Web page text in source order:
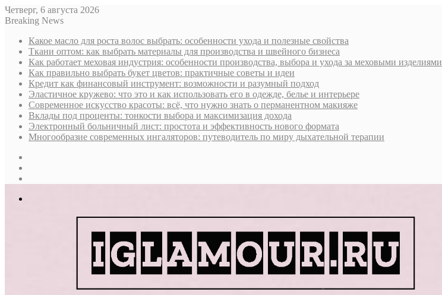
Четверг, 6 августа 2026
Breaking News
Какое масло для роста волос выбрать: особенности ухода и полезные свойства
Ткани оптом: как выбрать материалы для производства и швейного бизнеса
Как работает меховая индустрия: особенности производства, выбора и ухода за меховыми изделиями
Как правильно выбрать букет цветов: практичные советы и идеи
Кредит как финансовый инструмент: возможности и разумный подход
Эластичное кружево: что это и как использовать его в одежде, белье и интерьере
Современное искусство красоты: всё, что нужно знать о перманентном макияже
Вклады под проценты: тонкости выбора и максимизация дохода
Электронный больничный лист: простота и эффективность нового формата
Многообразие современных ингаляторов: путеводитель по миру дыхательной терапии